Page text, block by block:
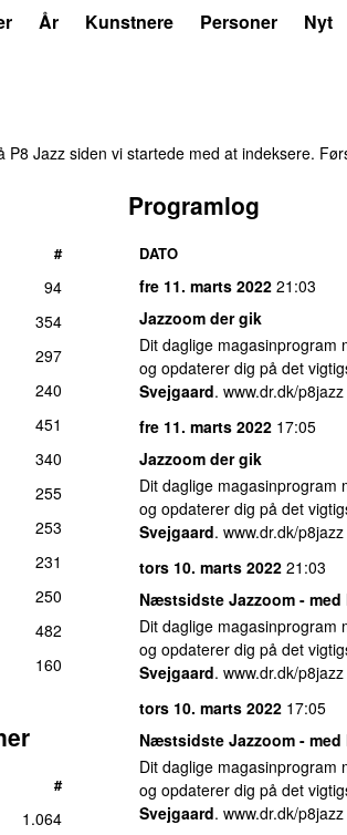
År Kunstnere Personer Nyt
P8 Jazz siden vi startede med at indeksere.
#
94
354
297
240
451
340
255
253
231
250
482
160
#
1.064
Programlog
DATO
fre 11. marts 2022 21:03
Jazzoom der gik
Dit daglige magasinprogram
og opdaterer dig på det
Svejgaard. www.dr.dk/
fre 11. marts 2022 17:05
Jazzoom der gik
Dit daglige magasinprogram
og opdaterer dig på det
Svejgaard. www.dr.dk/
tors 10. marts 2022 21:03
Næstsidste Jazzoom - med
Dit daglige magasinprogram
og opdaterer dig på det
Svejgaard. www.dr.dk/
tors 10. marts 2022 17:05
Næstsidste Jazzoom - med
Dit daglige magasinprogram
og opdaterer dig på det
Svejgaard. www.dr.dk/